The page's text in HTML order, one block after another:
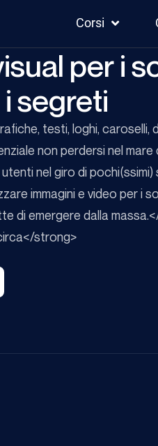
Corsi
per i
segreti
testi, loghi, caroselli,
non perdersi nel mare
nel giro di
immagini e video per i
di emergere dalla
strong>